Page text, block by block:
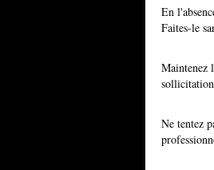
En
Faites-le
Maintenez
Ne tentez